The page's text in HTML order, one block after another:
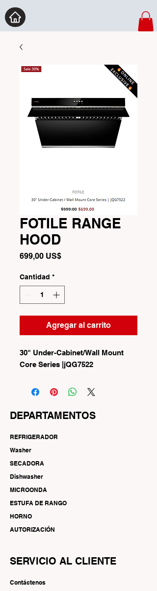
FOTILE RANGE
HOOD
699,00 US$Precio
Cantidad *
Agregar al carrito
30" Under-Cabinet/Wall Mount
Core Series |jQG7522
DEPARTAMENTOS
REFRIGERADOR
Washer
SECADORA
Dishwasher
MICROONDA
ESTUFA DE RANGO
HORNO
AUTORIZACIÓN
SERVICIO AL CLIENTE
Contáctenos